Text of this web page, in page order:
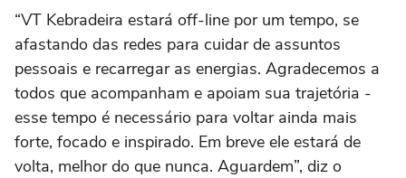
“VT Kebradeira estará off-line por um tempo, se
afastando das redes para cuidar de assuntos
pessoais e recarregar as energias. Agradecemos a
todos que acompanham e apoiam sua trajetória -
esse tempo é necessário para voltar ainda mais
forte, focado e inspirado. Em breve ele estará de
volta, melhor do que nunca. Aguardem”, diz o